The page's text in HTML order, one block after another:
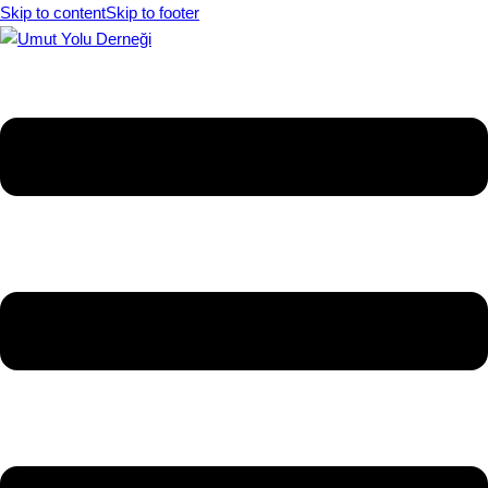
Skip to contentSkip to footer